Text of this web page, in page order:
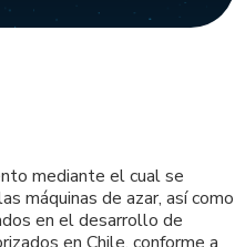
mediante el cual se
máquinas de azar, así como
en el desarrollo de